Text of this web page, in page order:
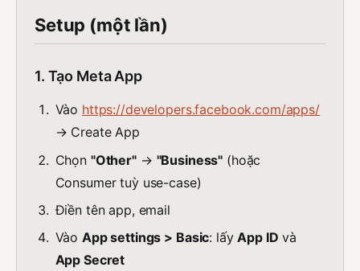
Setup (một lần)
1. Tạo Meta App
Vào https://developers.facebook.com/apps/
→ Create App
Chọn "Other"→ "Business" (hoặc
Consumer tuỳ use-case)
Điền tên app, email
VàoApp settings > Basic: lấyApp ID và
App Secret